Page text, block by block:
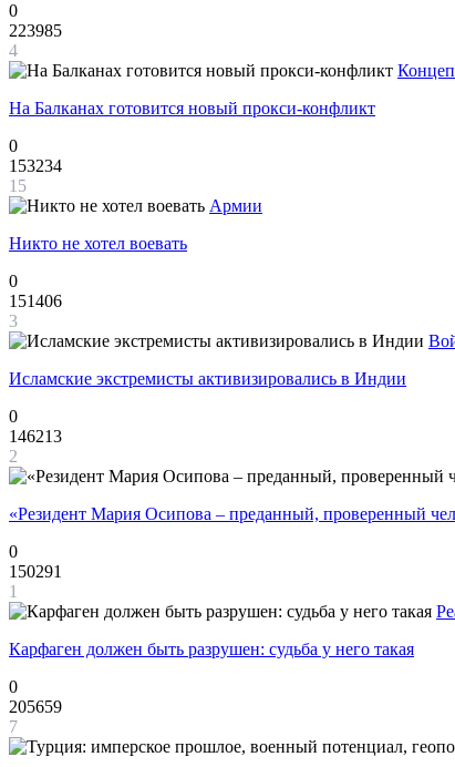
0
223985
4
На Балканах готовится новый прокси-конфликт
0
153234
15
Армии
Никто не хотел воевать
0
151406
3
Исламские экстремисты активизировались в Индии
0
146213
2
«Резидент Мария Осипова – преданный, проверенный
0
150291
1
Карфаген должен быть разрушен: судьба у него такая
0
205659
7